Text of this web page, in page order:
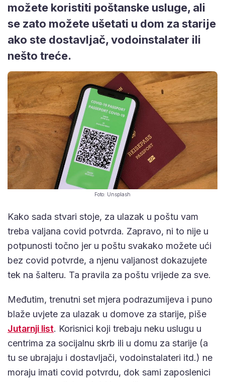
možete koristiti poštanske usluge, ali
se zato možete ušetati u dom za starije
ako ste dostavljač, vodoinstalater ili
nešto treće.
Foto: Unsplash
Kako sada stvari stoje, za ulazak u poštu vam
treba valjana covid potvrda. Zapravo, ni to nije u
potpunosti točno jer u poštu svakako možete ući
bez covid potvrde, a njenu valjanost dokazujete
tek na šalteru. Ta pravila za poštu vrijede za sve.
Međutim, trenutni set mjera podrazumijeva i puno
blaže uvjete za ulazak u domove za starije, piše
Jutarnji list. Korisnici koji trebaju neku uslugu u
centrima za socijalnu skrb ili u domu za starije (a
tu se ubrajaju i dostavljači, vodoinstalateri itd.) ne
moraju imati covid potvrdu, dok sami zaposlenici